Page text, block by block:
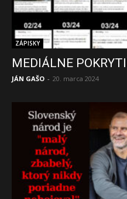
ZÁPISKY
MEDIÁLNE
JÁN GAŠO - 20. marca 2024